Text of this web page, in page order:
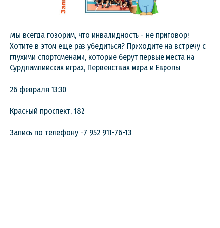
Мы всегда говорим, что инвалидность - не приговор!
Хотите в этом еще раз убедиться? Приходите на встречу с
глухими спортсменами, которые берут первые места на
Сурдлимпийских играх, Первенствах мира и Европы
26 февраля 13:30
Красный проспект, 182
Запись по телефону +7 952 911-76-13